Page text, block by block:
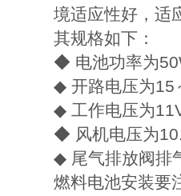
境适应性好，适
其规格如下：
◆ 电池功率为
◆ 开路电压为15
◆ 工作电压为
◆ 风机电压为
◆ 尾气排放阀排
燃料电池安装要